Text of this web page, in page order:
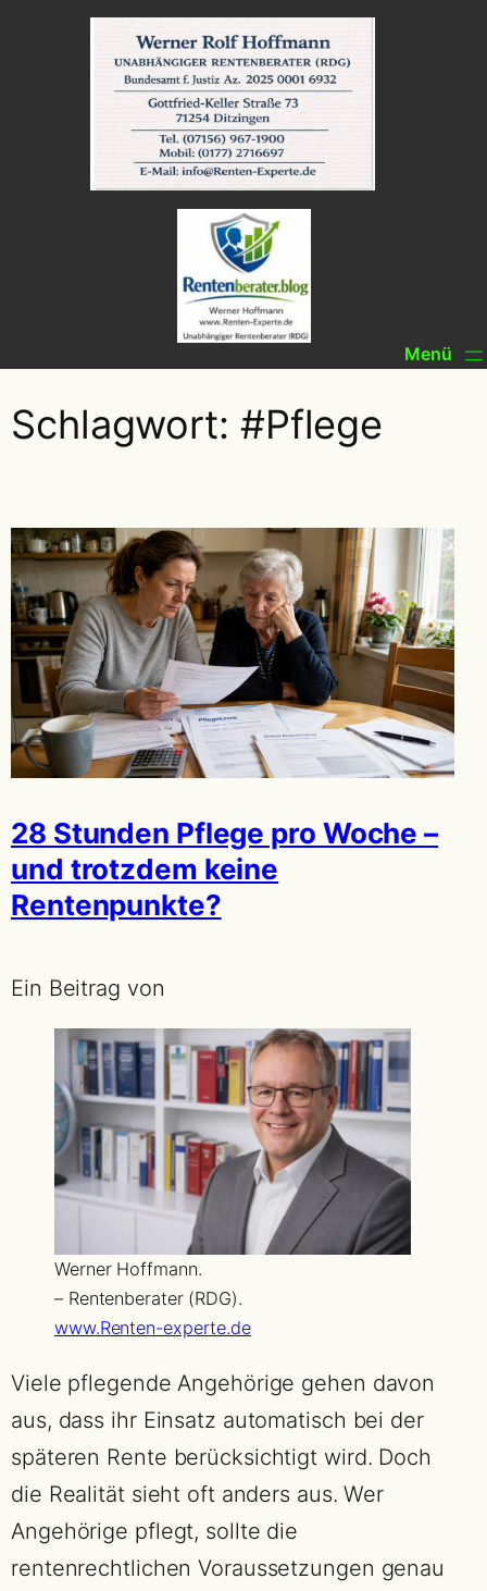
Schlagwort: #Pflege
28 Stunden Pflege pro Woche –
und trotzdem keine
Rentenpunkte?
Ein Beitrag von
Werner Hoffmann.
– Rentenberater (RDG).
www.Renten-experte.de
Viele pflegende Angehörige gehen davon
aus, dass ihr Einsatz automatisch bei der
späteren Rente berücksichtigt wird. Doch
die Realität sieht oft anders aus. Wer
Angehörige pflegt, sollte die
rentenrechtlichen Voraussetzungen genau